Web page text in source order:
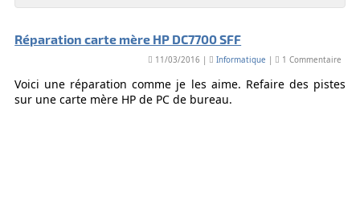
Réparation carte mère HP DC7700 SFF
11/03/2016 | Informatique 1 Commentaire
Voici une réparation comme je les aime. Refaire des pistes
sur une carte mère HP de PC de bureau.